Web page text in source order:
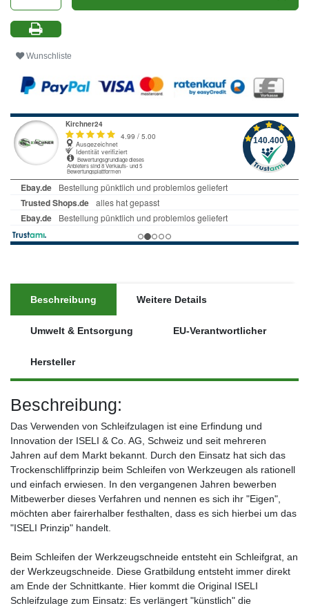
Wunschliste
Beschreibung Weitere Details
Umwelt & Entsorgung EU-Verantwortlicher
Hersteller
Beschreibung:
Das Verwenden von Schleifzulagen ist eine Erfindung und
Innovation der ISELI & Co. AG, Schweiz und seit mehreren
Jahren auf dem Markt bekannt. Durch den Einsatz hat sich das
Trockenschliffprinzip beim Schleifen von Werkzeugen als rationell
und einfach erwiesen. In den vergangenen Jahren bewerben
Mitbewerber dieses Verfahren und nennen es sich ihr "Eigen",
möchten aber fairerhalber festhalten, dass es sich hierbei um das
"ISELI Prinzip" handelt.
Beim Schleifen der Werkzeugschneide entsteht ein Schleifgrat, an
der Werkzeugschneide. Diese Gratbildung entsteht immer direkt
am Ende der Schnittkante. Hier kommt die Original ISELI
Schleifzulage zum Einsatz: Es verlängert "künstlich" die